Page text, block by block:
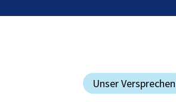
Unser Versprechen